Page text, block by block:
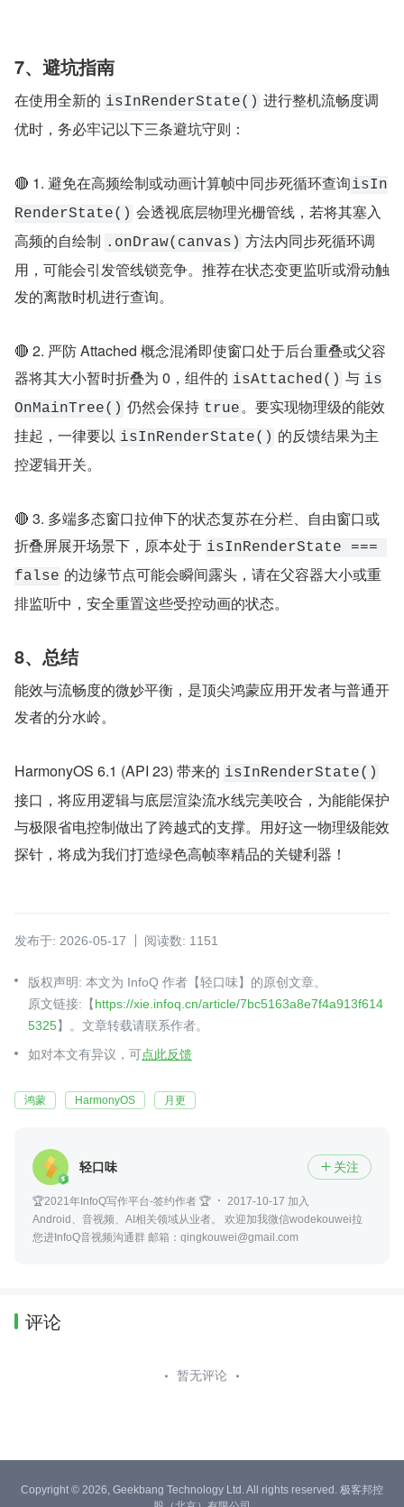
7、避坑指南
在使用全新的 isInRenderState() 进行整机流畅度调
优时，务必牢记以下三条避坑守则：
🔴 1. 避免在高频绘制或动画计算帧中同步死循环查询isIn
RenderState() 会透视底层物理光栅管线，若将其塞入
高频的自绘制 .onDraw(canvas) 方法内同步死循环调
用，可能会引发管线锁竞争。推荐在状态变更监听或滑动触
发的离散时机进行查询。
🔴 2. 严防 Attached 概念混淆即使窗口处于后台重叠或父容
器将其大小暂时折叠为 0，组件的 isAttached() 与 is
OnMainTree() 仍然会保持 true。要实现物理级的能效
挂起，一律要以 isInRenderState() 的反馈结果为主
控逻辑开关。
🔴 3. 多端多态窗口拉伸下的状态复苏在分栏、自由窗口或
折叠屏展开场景下，原本处于 isInRenderState ===
false 的边缘节点可能会瞬间露头，请在父容器大小或重
排监听中，安全重置这些受控动画的状态。
8、总结
能效与流畅度的微妙平衡，是顶尖鸿蒙应用开发者与普通开
发者的分水岭。
HarmonyOS 6.1 (API 23) 带来的 isInRenderState()
接口，将应用逻辑与底层渲染流水线完美咬合，为能能保护
与极限省电控制做出了跨越式的支撑。用好这一物理级能效
探针，将成为我们打造绿色高帧率精品的关键利器！
发布于: 2026-05-17 阅读数: 1151
版权声明: 本文为 InfoQ 作者【轻口味】的原创文章。
原文链接:【https://xie.infoq.cn/article/7bc5163a8e7f4a913f614
5325】。文章转载请联系作者。
如对本文有异议，可点此反馈
鸿蒙 HarmonyOS 月更
轻口味  关注
🏆2021年InfoQ写作平台-签约作者 🏆
2017-10-17 加入
Android、音视频、AI相关领域从业者。 欢迎加我微信wodekouwei拉
您进InfoQ音视频沟通群 邮箱：qingkouwei@gmail.com
评论
暂无评论
Copyright © 2026, Geekbang Technology Ltd. All rights reserved. 极客邦控